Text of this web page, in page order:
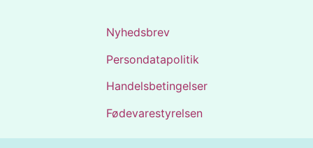
Nyhedsbrev
Persondatapolitik
Handelsbetingelser
Fødevarestyrelsen